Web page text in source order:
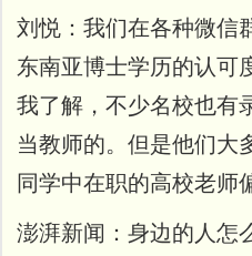
刘悦： 我们在各种微信
东南亚博士学历的认可
我了解，不少名校也有
当教师的。但是他们大
同学中在职的高校老师
澎湃新闻： 身边的人怎